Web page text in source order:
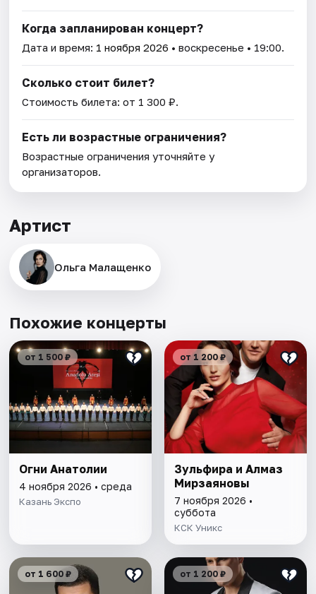
Когда запланирован концерт?
Дата и время: 1 ноября 2026 • воскресенье • 19:00.
Сколько стоит билет?
Стоимость билета: от 1 300 ₽.
Есть ли возрастные ограничения?
Возрастные ограничения уточняйте у
организаторов.
Артист
Ольга Малащенко
Похожие концерты
от 1 500 ₽
Огни Анатолии
4 ноября 2026 • среда
Казань Экспо
от 1 200 ₽
Зульфира и Алмаз
Мирзаяновы
7 ноября 2026 •
суббота
КСК Уникс
от 1 600 ₽ от 1 200 ₽